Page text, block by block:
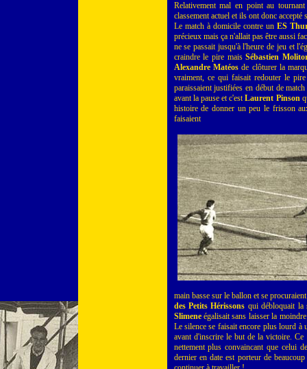
Relativement mal en point au
classement actuel et ils ont donc
Le match à domicile contre un ES
précieux mais ça n'allait pas être aussi
ne se passait jusqu'à l'heure de jeu et
craindre le pire maisSébastien
Alexandre Matéosde clôturer la
vraiment, ce qui faisait redouter le
paraissaient justifiées en début de
avant la pause et c'estLaurent Pinson
histoire de donner un peu le frisson
faisaient
main basse sur le ballon et se
des Petits Hérissons qui débloquait la
Slimeneégalisait sans laisser la
Le silence se faisait encore plus lourd
avant d'inscrire le but de la victoire.
nettement plus convaincant que celui
dernier en date est porteur de